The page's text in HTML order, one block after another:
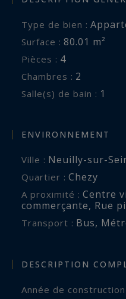
Type de bien :
Surface : 80.01 m²
Pièces : 4
Chambres : 2
Salle(s) de bain : 1
ENVIRONNEMENT
Ville : Neuilly-sur-
Quartier : Chezy
A proximité : Centre
commerçante, Rue
Transport : Bus,
DESCRIPTION
Année de